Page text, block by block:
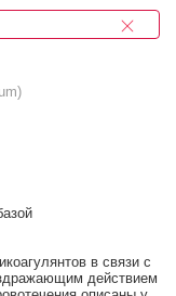
в связи с
действием